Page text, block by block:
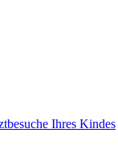
Ihres Kindes